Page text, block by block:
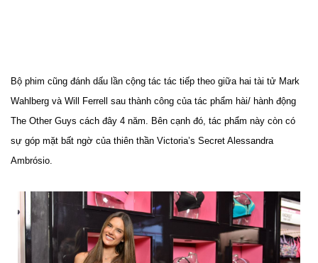
Bộ phim cũng đánh dấu lần cộng tác tác tiếp theo giữa hai tài tử Mark
Wahlberg và Will Ferrell sau thành công của tác phẩm hài/ hành động
The Other Guys cách đây 4 năm. Bên cạnh đó, tác phẩm này còn có
sự góp mặt bất ngờ của thiên thần Victoria’s Secret Alessandra
Ambrósio.